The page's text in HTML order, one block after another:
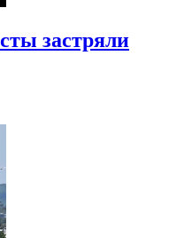
застряли